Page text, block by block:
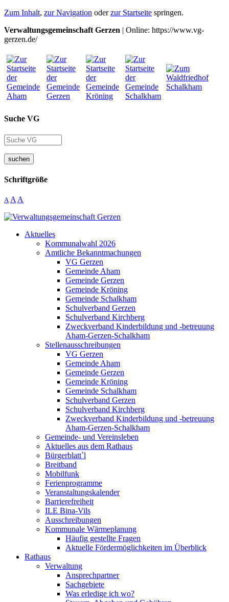
Zum Inhalt, zur Navigation oderzur Startseite springen.
Verwaltungsgemeinschaft Gerzen | Online: https://www.vg-
gerzen.de/
Suche VG
suchen
Schriftgröße
A A A
Aktuelles
Kommunalwahl 2026
Amtliche Bekanntmachungen
VG Gerzen
Gemeinde Aham
Gemeinde Gerzen
Gemeinde Kröning
Gemeinde Schalkham
Schulverband Gerzen
Schulverband Kirchberg
Zweckverband Kinderbildung und -betreuung
Aham-Gerzen-Schalkham
Stellenausschreibungen
VG Gerzen
Gemeinde Aham
Gemeinde Gerzen
Gemeinde Kröning
Gemeinde Schalkham
Schulverband Gerzen
Schulverband Kirchberg
Zweckverband Kinderbildung und -betreuung
Aham-Gerzen-Schalkham
Gemeinde- und Vereinsleben
Aktuelles aus dem Rathaus
Bürgerblatt`l
Breitband
Mobilfunk
Ferienprogramme
Veranstaltungskalender
Barrierefreiheit
ILE Bina-Vils
Ausschreibungen
Kommunale Wärmeplanung
Häufig gestellte Fragen
Aktuelle Fördermöglichkeiten im Überblick
Rathaus
Verwaltung
Ansprechpartner
Sachgebiete
Was erledige ich wo?